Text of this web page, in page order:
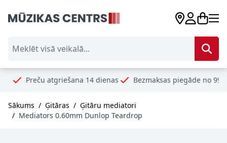
atgriešana 14 dienas Bezmaksas piegāde no 99€
Sākums / Ģitāras / Ģitāru mediatori
/ Mediators 0.60mm Dunlop Teardrop